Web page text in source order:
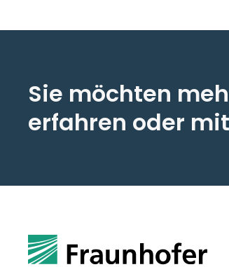
Sie möchten
erfahren oder